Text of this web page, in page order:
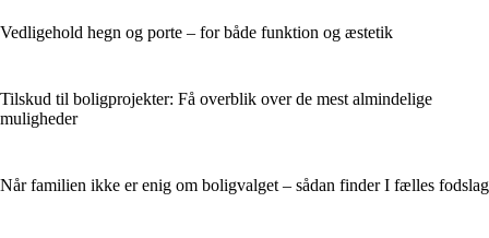
Vedligehold hegn og porte – for både funktion og æstetik
Tilskud til boligprojekter: Få overblik over de mest almindelige
muligheder
Når familien ikke er enig om boligvalget – sådan finder I fælles fodslag